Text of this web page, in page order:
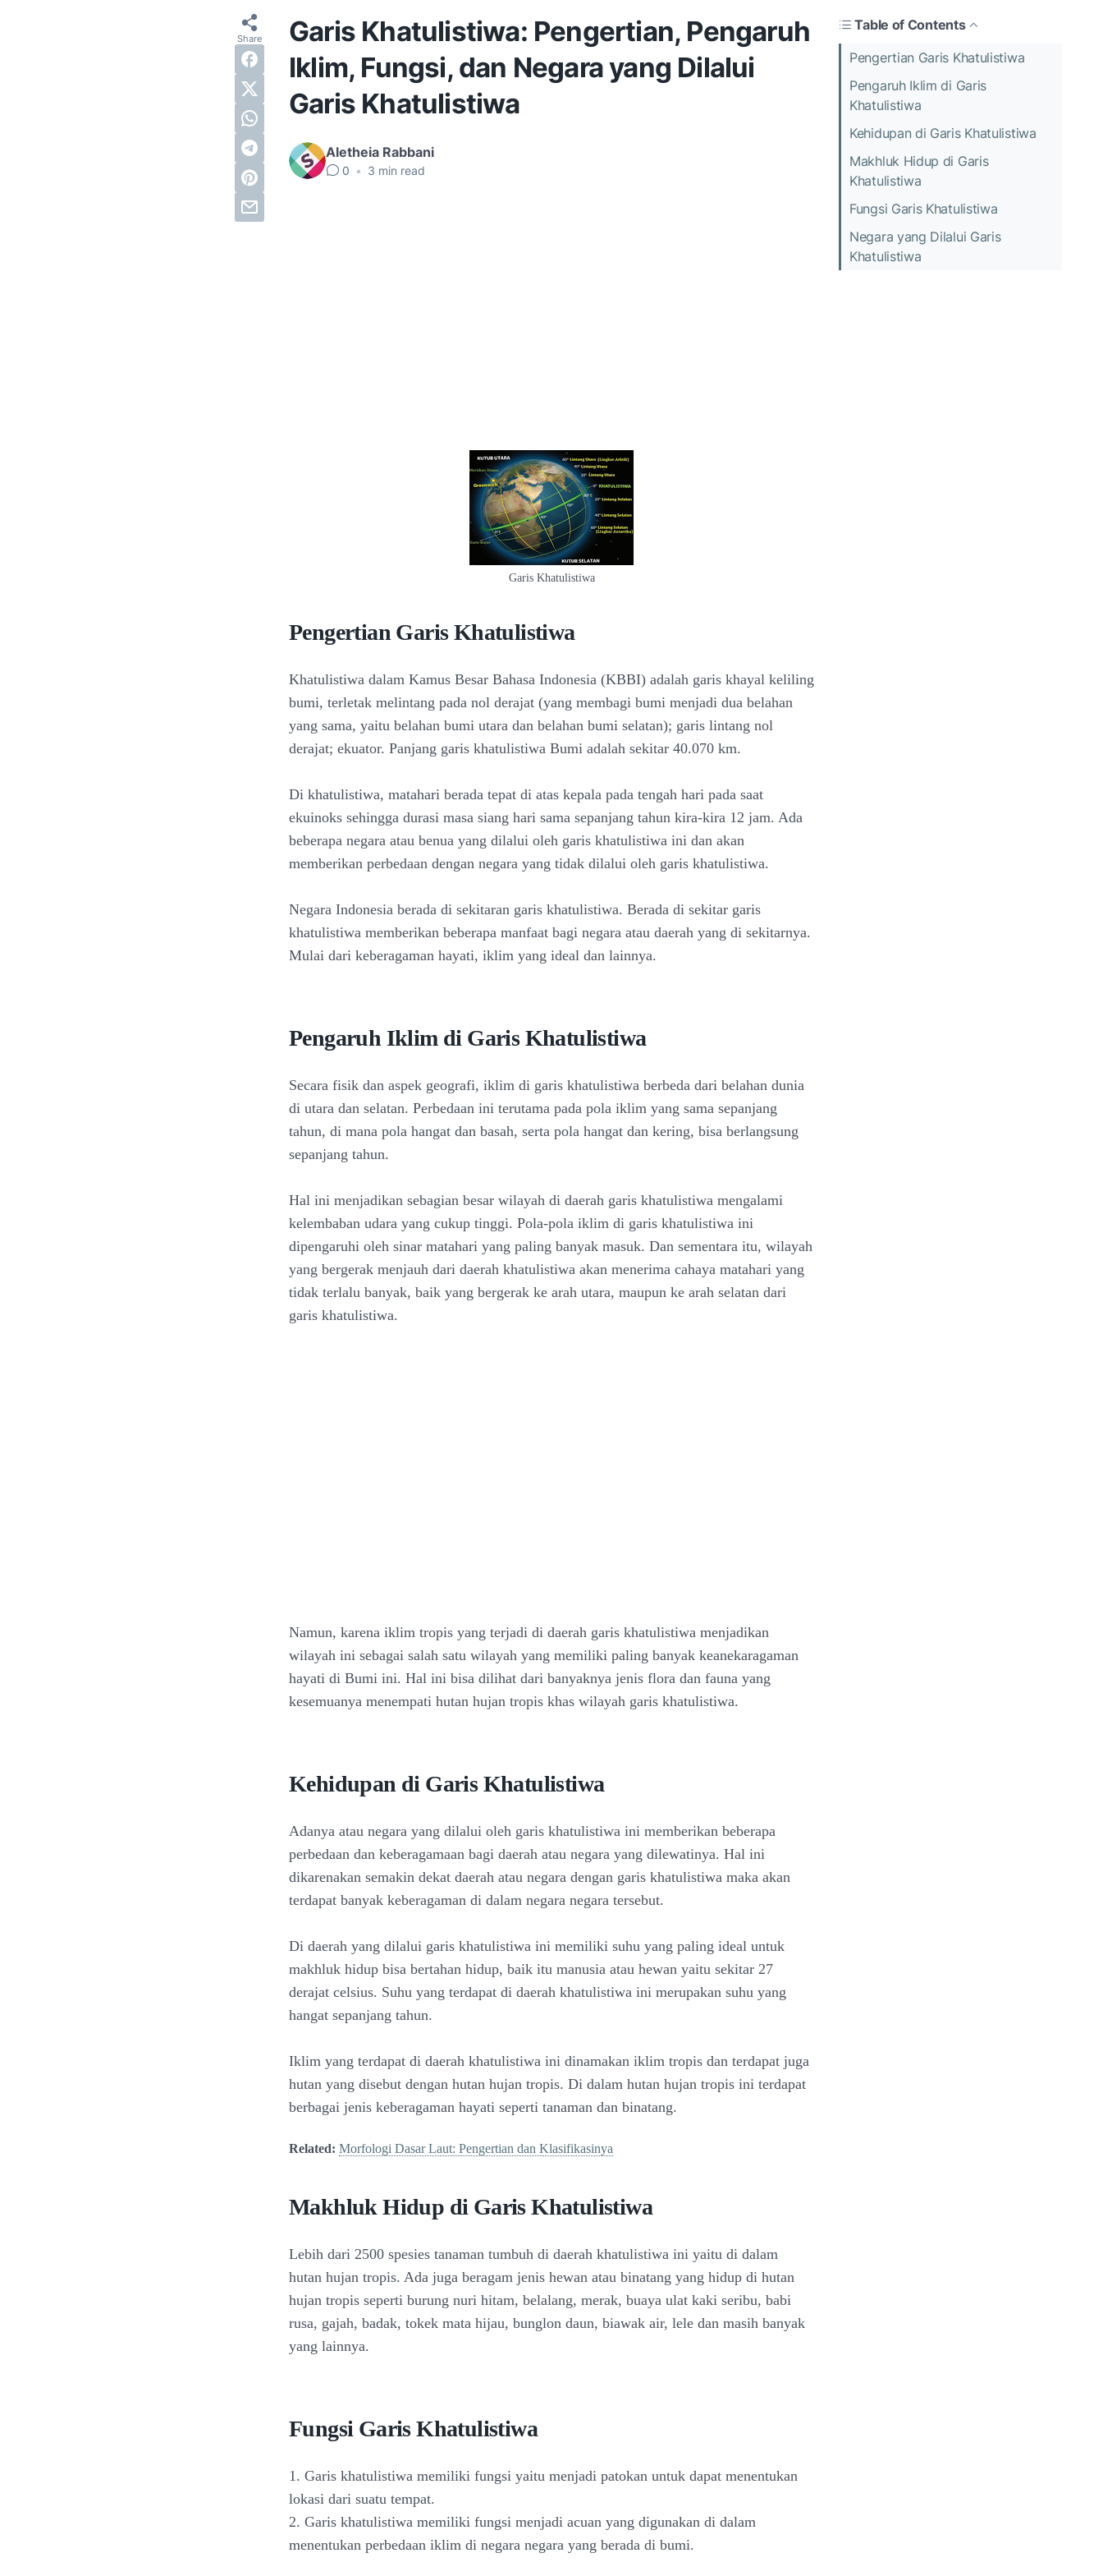
Garis Khatulistiwa: Pengertian, Pengaruh
Iklim, Fungsi, dan Negara yang Dilalui
Garis Khatulistiwa
Aletheia Rabbani
0 • 3 min read
Table of Contents
Pengertian Garis Khatulistiwa
Pengaruh Iklim di Garis
Khatulistiwa
Kehidupan di Garis Khatulistiwa
Makhluk Hidup di Garis
Khatulistiwa
Fungsi Garis Khatulistiwa
Negara yang Dilalui Garis
Khatulistiwa
Garis Khatulistiwa
Pengertian Garis Khatulistiwa
Khatulistiwa dalam Kamus Besar Bahasa Indonesia (KBBI) adalah garis khayal keliling
bumi, terletak melintang pada nol derajat (yang membagi bumi menjadi dua belahan
yang sama, yaitu belahan bumi utara dan belahan bumi selatan); garis lintang nol
derajat; ekuator. Panjang garis khatulistiwa Bumi adalah sekitar 40.070 km.
Di khatulistiwa, matahari berada tepat di atas kepala pada tengah hari pada saat
ekuinoks sehingga durasi masa siang hari sama sepanjang tahun kira-kira 12 jam. Ada
beberapa negara atau benua yang dilalui oleh garis khatulistiwa ini dan akan
memberikan perbedaan dengan negara yang tidak dilalui oleh garis khatulistiwa.
Negara Indonesia berada di sekitaran garis khatulistiwa. Berada di sekitar garis
khatulistiwa memberikan beberapa manfaat bagi negara atau daerah yang di sekitarnya.
Mulai dari keberagaman hayati, iklim yang ideal dan lainnya.
Pengaruh Iklim di Garis Khatulistiwa
Secara fisik dan aspek geografi, iklim di garis khatulistiwa berbeda dari belahan dunia
di utara dan selatan. Perbedaan ini terutama pada pola iklim yang sama sepanjang
tahun, di mana pola hangat dan basah, serta pola hangat dan kering, bisa berlangsung
sepanjang tahun.
Hal ini menjadikan sebagian besar wilayah di daerah garis khatulistiwa mengalami
kelembaban udara yang cukup tinggi. Pola-pola iklim di garis khatulistiwa ini
dipengaruhi oleh sinar matahari yang paling banyak masuk. Dan sementara itu, wilayah
yang bergerak menjauh dari daerah khatulistiwa akan menerima cahaya matahari yang
tidak terlalu banyak, baik yang bergerak ke arah utara, maupun ke arah selatan dari
garis khatulistiwa.
Namun, karena iklim tropis yang terjadi di daerah garis khatulistiwa menjadikan
wilayah ini sebagai salah satu wilayah yang memiliki paling banyak keanekaragaman
hayati di Bumi ini. Hal ini bisa dilihat dari banyaknya jenis flora dan fauna yang
kesemuanya menempati hutan hujan tropis khas wilayah garis khatulistiwa.
Kehidupan di Garis Khatulistiwa
Adanya atau negara yang dilalui oleh garis khatulistiwa ini memberikan beberapa
perbedaan dan keberagamaan bagi daerah atau negara yang dilewatinya. Hal ini
dikarenakan semakin dekat daerah atau negara dengan garis khatulistiwa maka akan
terdapat banyak keberagaman di dalam negara negara tersebut.
Di daerah yang dilalui garis khatulistiwa ini memiliki suhu yang paling ideal untuk
makhluk hidup bisa bertahan hidup, baik itu manusia atau hewan yaitu sekitar 27
derajat celsius. Suhu yang terdapat di daerah khatulistiwa ini merupakan suhu yang
hangat sepanjang tahun.
Iklim yang terdapat di daerah khatulistiwa ini dinamakan iklim tropis dan terdapat juga
hutan yang disebut dengan hutan hujan tropis. Di dalam hutan hujan tropis ini terdapat
berbagai jenis keberagaman hayati seperti tanaman dan binatang.
Related: Morfologi Dasar Laut: Pengertian dan Klasifikasinya
Makhluk Hidup di Garis Khatulistiwa
Lebih dari 2500 spesies tanaman tumbuh di daerah khatulistiwa ini yaitu di dalam
hutan hujan tropis. Ada juga beragam jenis hewan atau binatang yang hidup di hutan
hujan tropis seperti burung nuri hitam, belalang, merak, buaya ulat kaki seribu, babi
rusa, gajah, badak, tokek mata hijau, bunglon daun, biawak air, lele dan masih banyak
yang lainnya.
Fungsi Garis Khatulistiwa
1. Garis khatulistiwa memiliki fungsi yaitu menjadi patokan untuk dapat menentukan
lokasi dari suatu tempat.
2. Garis khatulistiwa memiliki fungsi menjadi acuan yang digunakan di dalam
menentukan perbedaan iklim di negara negara yang berada di bumi.